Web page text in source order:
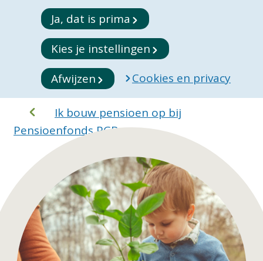
Ja, dat is prima
Kies je instellingen
Afwijzen
Cookies en privacy
Ik bouw pensioen op bij
Pensioenfonds PGB